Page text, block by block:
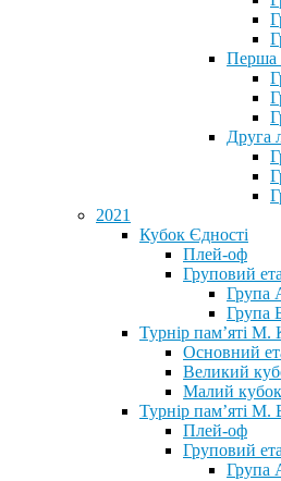
Перша
Друга
2021
Кубок Єдності
Плей-оф
Груповий
Група
Група
Турнір пам’яті М.
Основний
Великий
Малий кубок
Турнір пам’яті М.
Плей-оф
Груповий
Група